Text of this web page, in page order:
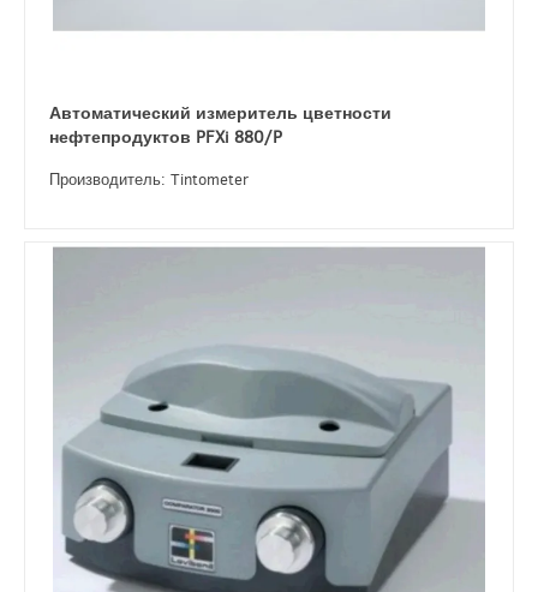
Автоматический измеритель цветности
нефтепродуктов PFXi 880/P
Производитель: Tintometer